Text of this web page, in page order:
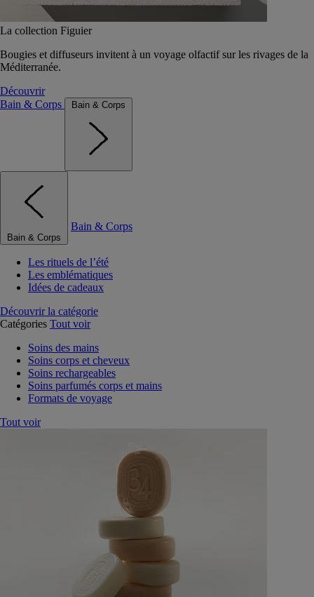
La collection Figuier
Bougies et diffuseurs invitent à un voyage olfactif sur les rivages de la
Méditerranée.
Découvrir
Bain & Corps
Bain & Corps
Bain & Corps
Bain & Corps
Les rituels de l’été
Les emblématiques
Idées de cadeaux
Découvrir la catégorie
Catégories Tout voir
Soins des mains
Soins corps et cheveux
Soins rechargeables
Soins parfumés corps et mains
Formats de voyage
Tout voir